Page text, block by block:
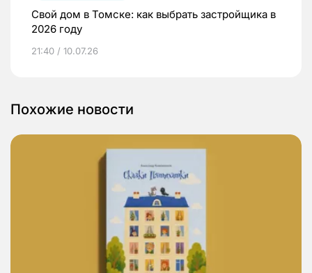
Свой дом в Томске: как выбрать застройщика в
2026 году
21:40 / 10.07.26
Похожие новости